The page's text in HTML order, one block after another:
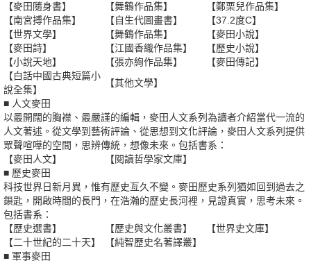
【麥田隨身書】
【舞鶴作品集】
【鄭栗兒作品集】
【南宮搏作品集】
【自生代圖畫書】
【37.2度C】
【世界文學】
【舞鶴作品集】
【麥田小說】
【麥田詩】
【江國香織作品集】
【歷史小說】
【小說天地】
【張亦絢作品集】
【麥田傳記】
【白話中國古典短篇小
說全集】
【其他文學】
■ 人文麥田
以最開闊的胸襟、最嚴謹的編輯，麥田人文系列為讀者介紹當代一流的
人文著述。從文學到藝術評論、從思想到文化評論，麥田人文系列提供
眾聲喧嘩的空間，思辨傳統，想像未來。包括書系：
【麥田人文】
【閱讀哲學家文庫】
■ 歷史麥田
科技世界日新月異，惟有歷史亙久不變。麥田歷史系列猶如回到過去之
鎖匙，開啟時間的長門，在浩瀚的歷史長河裡，見證真實，思考未來。
包括書系：
【歷史選書】
【歷史與文化叢書】
【世界史文庫】
【二十世紀的二十天】
【純智歷史名著譯叢】
■ 軍事麥田